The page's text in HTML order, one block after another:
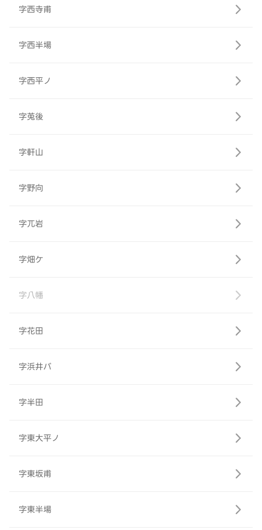
字西寺甫
字西半場
字西平ノ
字莵後
字軒山
字野向
字兀岩
字畑ケ
字八幡
字花田
字浜井バ
字半田
字東大平ノ
字東坂甫
字東半場